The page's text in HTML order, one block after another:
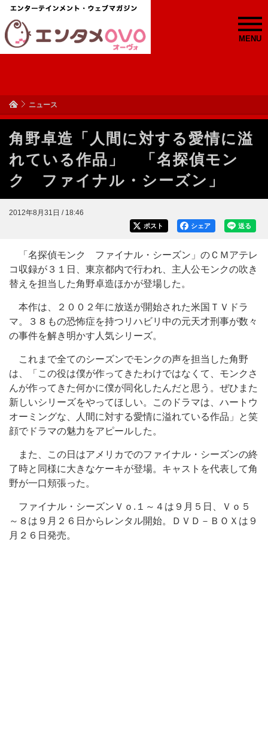
MENU
ニュース
角野卓造「人間に対する愛情に溢
れている作品」 「名探偵モン
ク ファイナル・シーズン」
2012年8月31日 / 18:46
送る
シェア
ポスト
「名探偵モンク ファイナル・シーズン」のＣＭアテレ
コ収録が３１日、東京都内で行われ、主人公モンクの吹き
替えを担当した角野卓造ほかが登場した。
本作は、２００２年に放送が開始された米国ＴＶドラ
マ。３８もの恐怖症を持つリハビリ中の元天才刑事が数々
の事件を解き明かす人気シリーズ。
これまで全てのシーズンでモンクの声を担当した角野
は、「この役は僕が作ってきたわけではなくて、モンクさ
んが作ってきた何かに僕が同化したんだと思う。ぜひまた
新しいシリーズをやってほしい。このドラマは、ハートウ
オーミングな、人間に対する愛情に溢れている作品」と笑
顔でドラマの魅力をアピールした。
また、この日はアメリカでのファイナル・シーズンの終
了時と同様に大きなケーキが登場。キャストを代表して角
野が一口頬張った。
ファイナル・シーズンＶｏ.１～４は９月５日、Ｖｏ５
～８は９月２６日からレンタル開始。ＤＶＤ－ＢＯＸは９
月２６日発売。